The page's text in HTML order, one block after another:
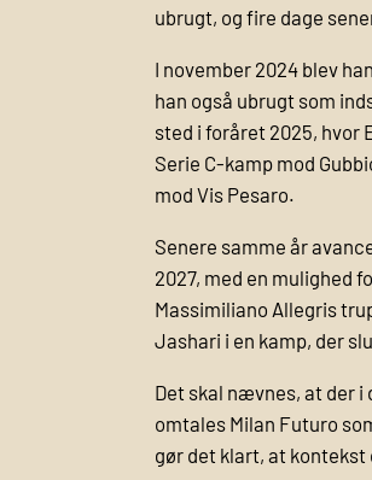
ubrugt, og fire dage
I november 2024 blev
han også ubrugt som
sted i foråret 2025, hvor
Serie C-kamp mod
mod Vis Pesaro.
Senere samme år
2027, med en mulighed
Massimiliano Allegris
Jashari i en kamp, der
Det skal nævnes, at der
omtales Milan Futuro
gør det klart, at